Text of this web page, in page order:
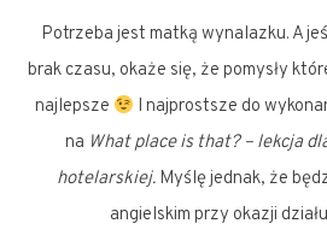
Potrzeba jest matką wynalazku. A
brak czasu, okaże się, że pomysły
najlepsze
I najprostsze do
na What place is that? – lekcja
hotelarskiej. Myślę jednak, że
angielskim przy okazji